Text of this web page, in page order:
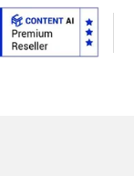
Hardscapes – стены